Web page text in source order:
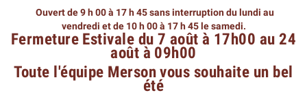
Ouvert de 9 h 00 à 17 h 45 sans interruption du lundi au
vendredi et de 10 h 00 à 17 h 45 le samedi.
Fermeture Estivale du 7 août à 17h00 au 24
août à 09h00
Toute l'équipe Mersonvous souhaite un bel
été